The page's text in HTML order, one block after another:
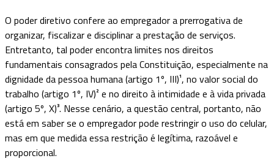
O poder diretivo confere ao empregador a prerrogativa de
organizar, fiscalizar e disciplinar a prestação de serviços.
Entretanto, tal poder encontra limites nos direitos
fundamentais consagrados pela Constituição, especialmente na
dignidade da pessoa humana (artigo 1º, III)¹, no valor social do
trabalho (artigo 1º, IV)² e no direito à intimidade e à vida privada
(artigo 5º, X)³. Nesse cenário, a questão central, portanto, não
está em saber se o empregador pode restringir o uso do celular,
mas em que medida essa restrição é legítima, razoável e
proporcional.